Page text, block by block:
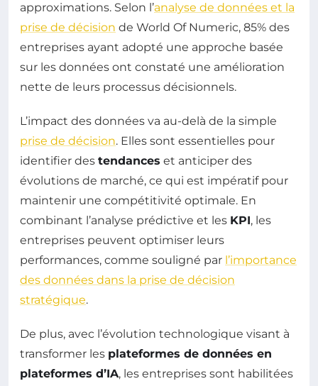
approximations. Selon l’analyse de données et la
prise de décision de World Of Numeric, 85% des
entreprises ayant adopté une approche basée
sur les données ont constaté une amélioration
nette de leurs processus décisionnels.
L’impact des données va au-delà de la simple
prise de décision. Elles sont essentielles pour
identifier des tendances et anticiper des
évolutions de marché, ce qui est impératif pour
maintenir une compétitivité optimale. En
combinant l’analyse prédictive et les KPI, les
entreprises peuvent optimiser leurs
performances, comme souligné par l’importance
des données dans la prise de décision
stratégique.
De plus, avec l’évolution technologique visant à
transformer les plateformes de données en
plateformes d’IA, les entreprises sont habilitées